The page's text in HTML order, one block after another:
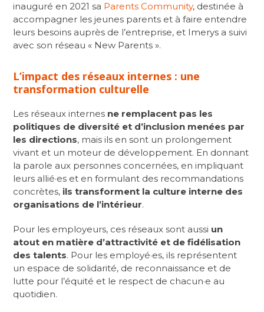
inauguré en 2021 sa Parents Community, destinée à
accompagner les jeunes parents et à faire entendre
leurs besoins auprès de l’entreprise, et Imerys a suivi
avec son réseau « New Parents ».
L’impact des réseaux internes : une
transformation culturelle
Les réseaux internes ne remplacent pas les
politiques de diversité et d’inclusion menées par
les directions, mais ils en sont un prolongement
vivant et un moteur de développement. En donnant
la parole aux personnes concernées, en impliquant
leurs allié·es et en formulant des recommandations
concrètes, ils transforment la culture interne des
organisations de l’intérieur.
Pour les employeurs, ces réseaux sont aussi un
atout en matière d’attractivité et de fidélisation
des talents. Pour les employé·es, ils représentent
un espace de solidarité, de reconnaissance et de
lutte pour l’équité et le respect de chacun·e au
quotidien.